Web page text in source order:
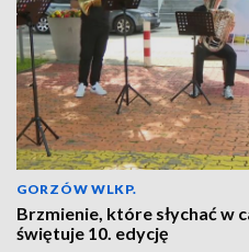
GORZÓW WLKP.
Brzmienie, które słychać w
świętuje 10. edycję